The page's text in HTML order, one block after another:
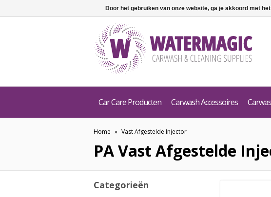
Car Care Producten Carwash Accessoires
Home » Vast Afgestelde Injector
PAVast Afgestelde
Categorieën
Door het gebruiken van onze website, ga je akkoord met